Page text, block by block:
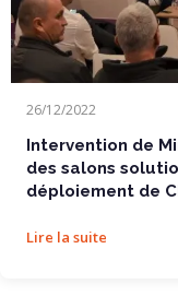
26/12/2022
Intervention de
des salons
déploiement de
Lire la suite